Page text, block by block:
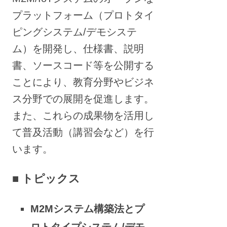
プラットフォーム（プロトタイ
ピングシステム/デモシステ
ム）を開発し、仕様書、説明
書、ソースコード等を公開する
ことにより、教育分野やビジネ
ス分野での展開を促進します。
また、これらの成果物を活用し
て普及活動（講習会など）を行
います。
■ トピックス
M2Mシステム構築法とプ